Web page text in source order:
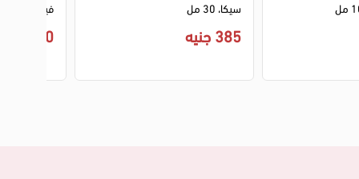
فيتامين للتفتيح،
1,290 جنيه
سيكا، 30 مل
385 جنيه